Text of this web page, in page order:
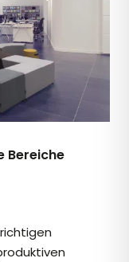
Bereiche